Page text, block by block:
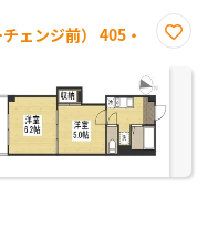
ェンジ前） 405・
に入
録